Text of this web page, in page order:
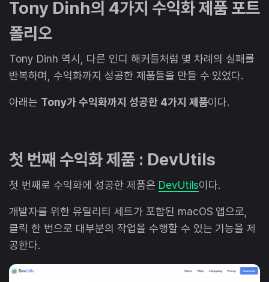
Tony Dinh의 4가지 수익화 제품 포트
폴리오
Tony Dinh 역시, 다른 인디 해커들처럼 몇 차례의 실패를
반복하며, 수익화까지 성공한 제품들을 만들 수 있었다.
아래는 Tony가 수익화까지 성공한 4가지 제품이다.
첫 번째 수익화 제품 : DevUtils
첫 번째로 수익화에 성공한 제품은 DevUtils이다.
개발자를 위한 유틸리티 세트가 포함된 macOS 앱으로,
클릭 한 번으로 대부분의 작업을 수행할 수 있는 기능을 제
공한다.